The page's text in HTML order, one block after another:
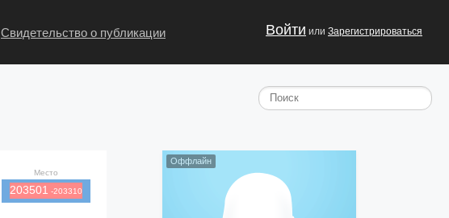
Войти или Зарегистрироваться
Свидетельство о публикации
Место
203501 -203310
Оффлайн